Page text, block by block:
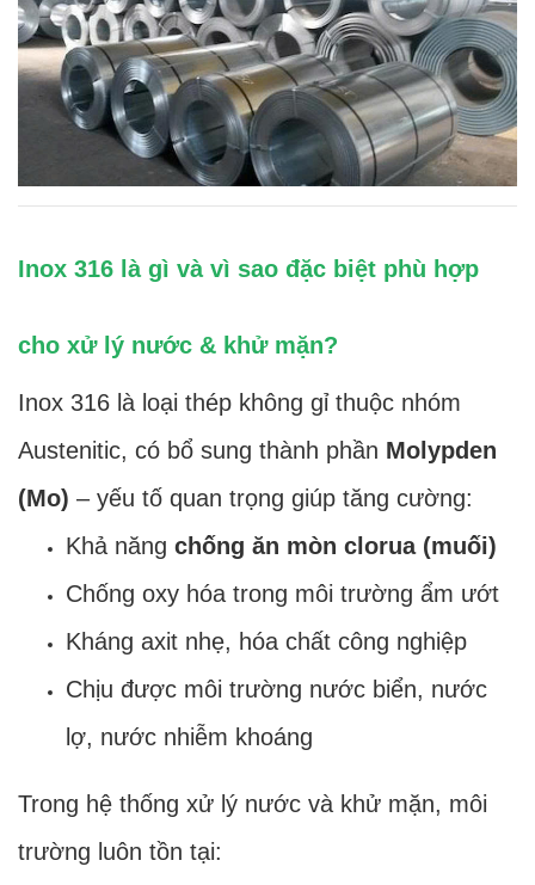
Inox 316 là gì và vì sao đặc biệt phù hợp
cho xử lý nước & khử mặn?
Inox 316 là loại thép không gỉ thuộc nhóm
Austenitic, có bổ sung thành phần Molypden
(Mo) – yếu tố quan trọng giúp tăng cường:
Khả năng chống ăn mòn clorua (muối)
Chống oxy hóa trong môi trường ẩm ướt
Kháng axit nhẹ, hóa chất công nghiệp
Chịu được môi trường nước biển, nước
lợ, nước nhiễm khoáng
Trong hệ thống xử lý nước và khử mặn, môi
trường luôn tồn tại: